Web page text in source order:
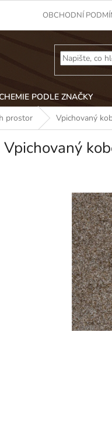
OBCHODNÍ
PODLE ZNAČKY
prostor Vpichovaný
Vpichovaný